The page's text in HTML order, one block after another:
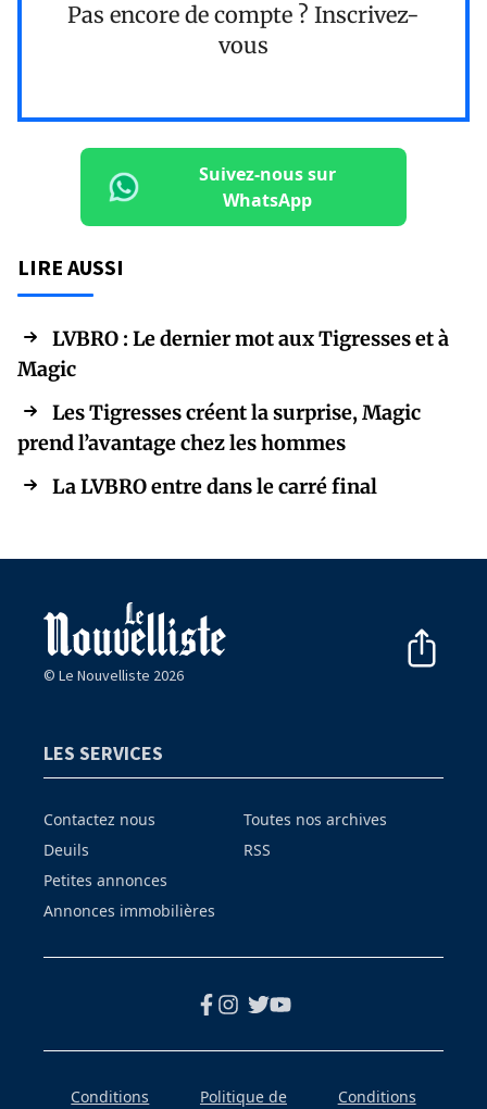
Pas encore de compte ? Inscrivez-
vous
Suivez-nous sur
WhatsApp
LIRE AUSSI
LVBRO : Le dernier mot aux Tigresses et à
Magic
Les Tigresses créent la surprise, Magic
prend l’avantage chez les hommes
La LVBRO entre dans le carré final
© Le Nouvelliste 2026
LES SERVICES
Contactez nous
Deuils
Petites annonces
Annonces immobilières
Toutes nos archives
RSS
Conditions
Politique de
Conditions